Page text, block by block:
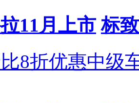
11月上市 标
8折优惠中级